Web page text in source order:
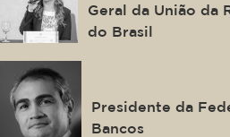
Geral da União da
do Brasil
Presidente da
Bancos